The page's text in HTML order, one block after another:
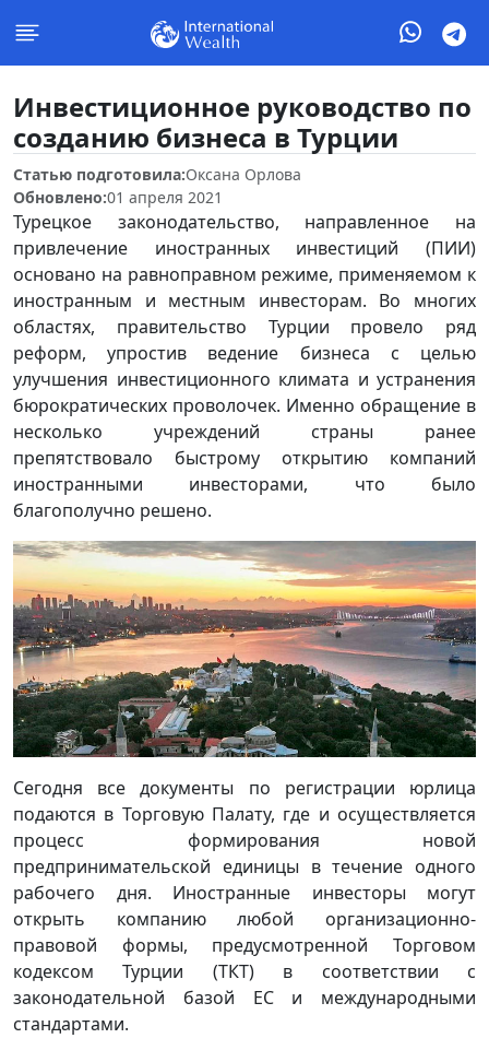
Инвестиционное руководство по
созданию бизнеса в Турции
Статью подготовила:Оксана Орлова
Обновлено:01 апреля 2021
Турецкое законодательство, направленное на
привлечение иностранных инвестиций (ПИИ)
основано на равноправном режиме, применяемом к
иностранным и местным инвесторам. Во многих
областях, правительство Турции провело ряд
реформ, упростив ведение бизнеса с целью
улучшения инвестиционного климата и устранения
бюрократических проволочек. Именно обращение в
несколько учреждений страны ранее
препятствовало быстрому открытию компаний
иностранными инвесторами, что было
благополучно решено.
Сегодня все документы по регистрации юрлица
подаются в Торговую Палату, где и осуществляется
процесс формирования новой
предпринимательской единицы в течение одного
рабочего дня. Иностранные инвесторы могут
открыть компанию любой организационно-
правовой формы, предусмотренной Торговом
кодексом Турции (ТКТ) в соответствии с
законодательной базой ЕС и международными
стандартами.